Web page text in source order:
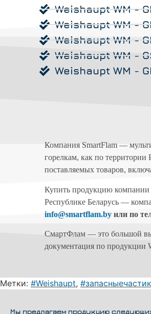
Weishaupt WM -
Weishaupt WM -
Weishaupt WM -
Weishaupt WM -
Weishaupt WM -
Компания SmartFlam —
горелкам, как по территории
поставляемых товаров,
Купить продукцию компании
Республике Беларусь —
info@smartflam.byили по
СмартФлам — это большой
документация по продукции
Метки: #Weishaupt,
Мы предлагаем продукцию